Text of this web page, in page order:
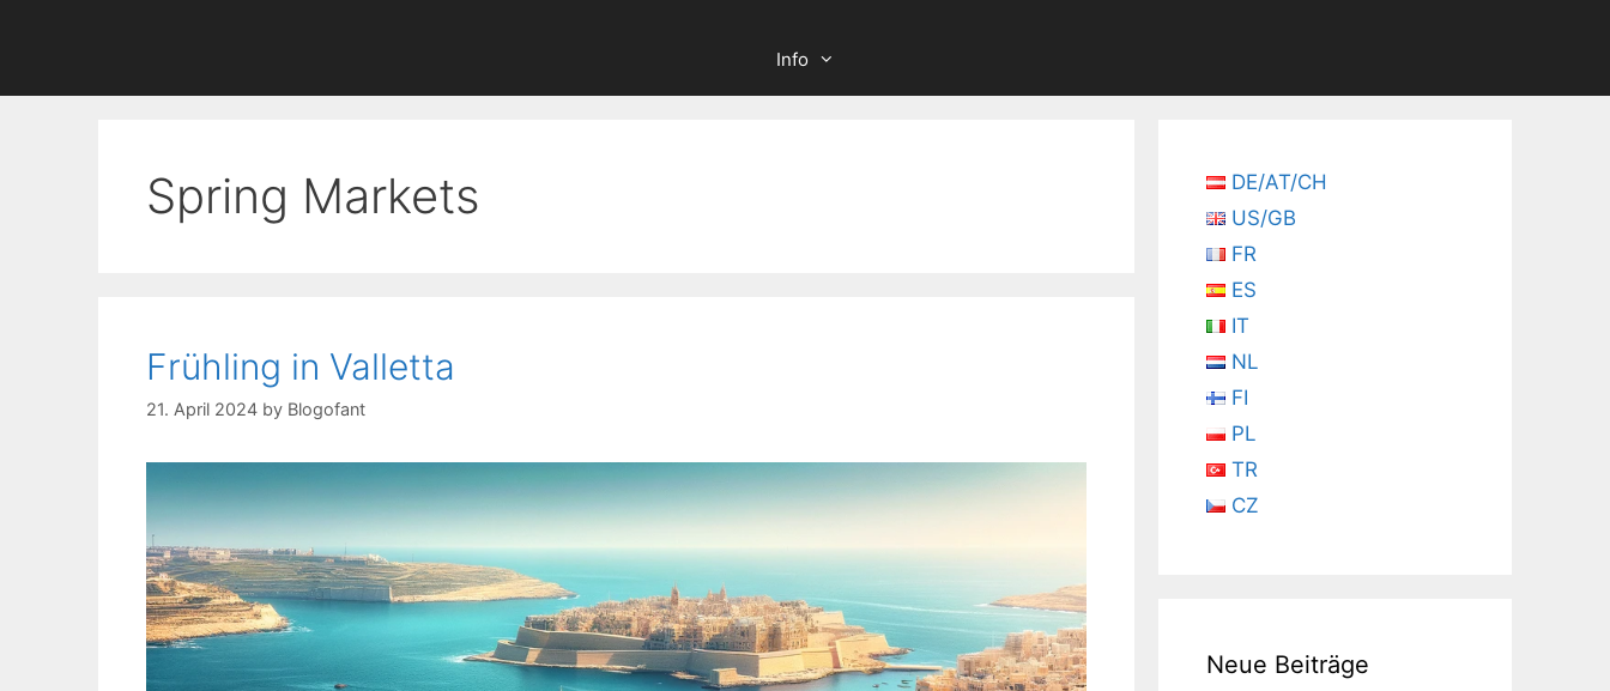
Info
Spring Markets
Frühling in Valletta
21. April 2024 by Blogofant
DE/AT/CH
US/GB
FR
ES
IT
NL
FI
PL
TR
CZ
Neue Beiträge